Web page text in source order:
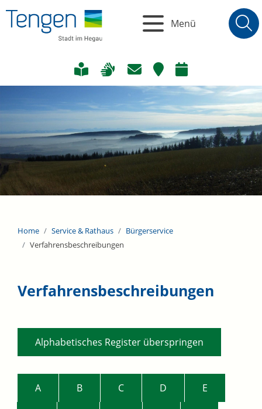
Menü
Home Service & Rathaus
Bürgerservice
Verfahrensbeschreibungen
Verfahrensbeschreibungen
Alphabetisches Register überspringen
A B C D E